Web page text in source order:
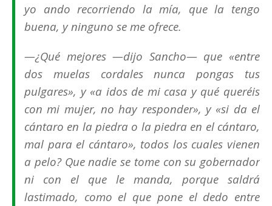
yo ando recorriendo la mía, que la tengo
buena, y ninguno se me ofrece.
—¿Qué mejores —dijo Sancho— que «entre
dos muelas cordales nunca pongas tus
pulgares», y «a idos de mi casa y qué queréis
con mi mujer, no hay responder», y «si da el
cántaro en la piedra o la piedra en el cántaro,
mal para el cántaro», todos los cuales vienen
a pelo? Que nadie se tome con su gobernador
ni con el que le manda, porque saldrá
lastimado, como el que pone el dedo entre